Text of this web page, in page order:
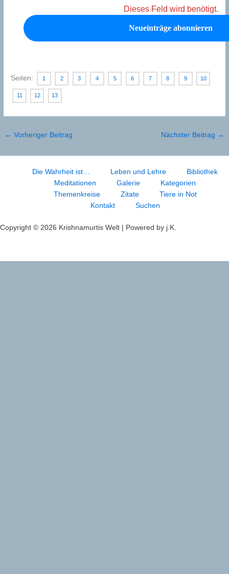
Dieses Feld wird benötigt.
Seiten: 1 2 3 4 5 6 7 8 9 10
11 12 13
← Vorheriger Beitrag Nächster Beitrag →
Die Wahrheit ist… Leben und Lehre
Bibliothek
Meditationen
Galerie
Kategorien
Themenkreise
Zitate
Tiere in Not
Kontakt
Suchen
Copyright © 2026 Krishnamurtis Welt | Powered by j.K.